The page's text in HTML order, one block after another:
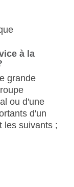
à la
grande
ou d'une
d'un
les suivants ;